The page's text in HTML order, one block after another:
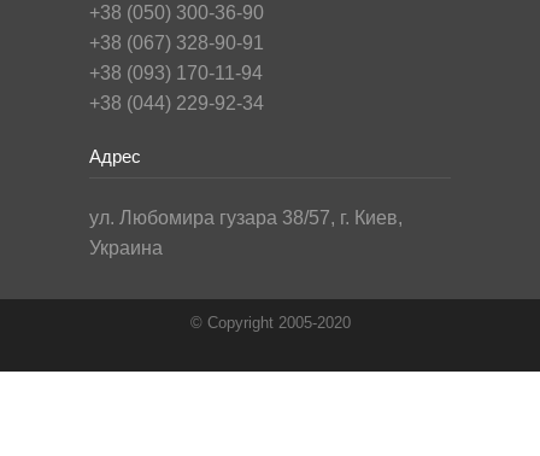
+38 (050) 300-36-90
+38 (067) 328-90-91
+38 (093) 170-11-94
+38 (044) 229-92-34
Адрес
ул. Любомира гузара 38/57, г. Киев,
Украина
© Copyright 2005-2020